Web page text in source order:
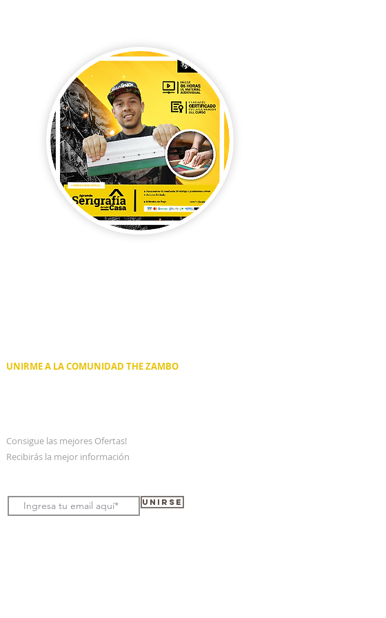
UNIRME A LA COMUNIDAD THE ZAMBO
Consigue las mejores Ofertas!
Recibirás la mejor información
Unirse